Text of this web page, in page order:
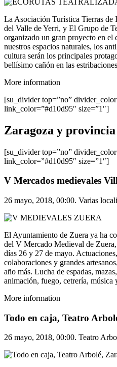
La Asociación Turística Tierras
del Valle de Yerri, y El Grupo de
organizado un gran proyecto en el
nuestros espacios naturales, los
cultura serán los principales
bellísimo cañón en las
More information
[su_divider top=”no”
link_color=”#d10d95″ size=”1″]
Zaragoza y provincia
[su_divider top=”no”
link_color=”#d10d95″ size=”1″]
V Mercados medievales
26 mayo, 2018, 00:00. Varias
El Ayuntamiento de Zuera ya ha
del V Mercado Medieval de Zuera,
días 26 y 27 de mayo.
colaboraciones y grandes
año más. Lucha de espadas,
animación, fuego, cetrería,
More information
Todo en caja, Teatro
26 mayo, 2018, 00:00. Teatro